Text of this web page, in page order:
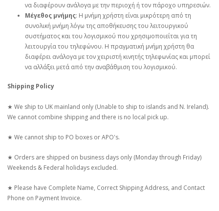
να διαφέρουν ανάλογα με την περιοχή ή τον πάροχο υπηρεσιών.
Μέγεθος μνήμης: Η μνήμη χρήστη είναι μικρότερη από τη
συνολική μνήμη λόγω της αποθήκευσης του λειτουργικού
συστήματος και του λογισμικού που χρησιμοποιείται για τη
λειτουργία του τηλεφώνου. Η πραγματική μνήμη χρήστη θα
διαφέρει ανάλογα με τον χειριστή κινητής τηλεφωνίας και μπορεί
να αλλάξει μετά από την αναβάθμιση του λογισμικού.
Shipping Policy
★ We ship to UK mainland only (Unable to ship to islands and N. Ireland).
We cannot combine shipping and there is no local pick up.
★ We cannot ship to PO boxes or APO's.
★ Orders are shipped on business days only (Monday through Friday)
Weekends & Federal holidays excluded.
★ Please have Complete Name, Correct Shipping Address, and Contact
Phone on Payment Invoice.